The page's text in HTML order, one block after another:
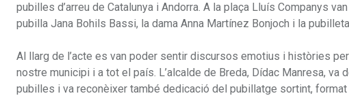
pubilles d’arreu de Catalunya i Andorra. A la plaça Lluís Companys
pubilla Jana Bohils Bassi, la dama Anna Martínez Bonjoch i la
Al llarg de l’acte es van poder sentir discursos emotius i històries
nostre municipi i a tot el país. L’alcalde de Breda, Dídac Manresa,
pubilles i va reconèixer també dedicació del pubillatge sortint, format